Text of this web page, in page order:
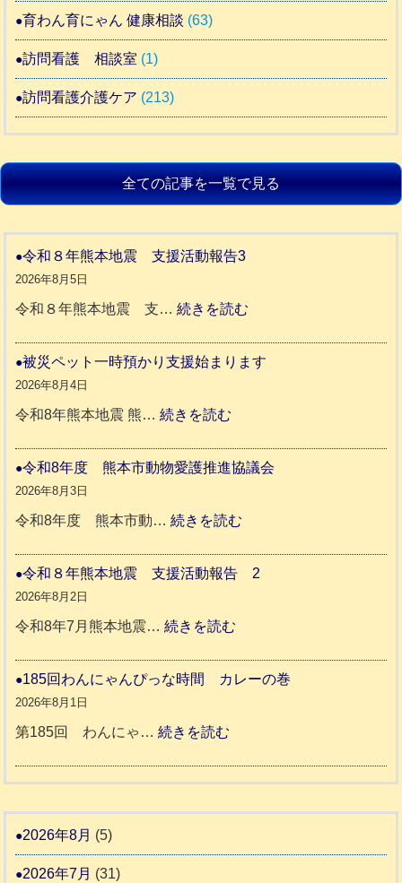
育わん育にゃん 健康相談 (63)
訪問看護 相談室 (1)
訪問看護介護ケア (213)
全ての記事を一覧で見る
令和８年熊本地震 支援活動報告3
2026年8月5日
令和８年熊本地震 支…続きを読む
和
本
支
報
告
被災ペット一時預かり支援始まります
2026年8月4日
令和8年熊本地震 熊…続きを読む
災
ッ
一
り
支
ま
ま
令和8年度 熊本市動物愛護推進協議会
2026年8月3日
令和8年度 熊本市動…続きを読む
和
動
令和８年熊本地震 支援活動報告 2
2026年8月2日
令和8年7月熊本地震…続きを読む
和
185回わんにゃんぴっな時間 カレーの巻
2026年8月1日
第185回 わんにゃ…続きを読む
8
わ
2026年8月 (5)
2026年7月 (31)